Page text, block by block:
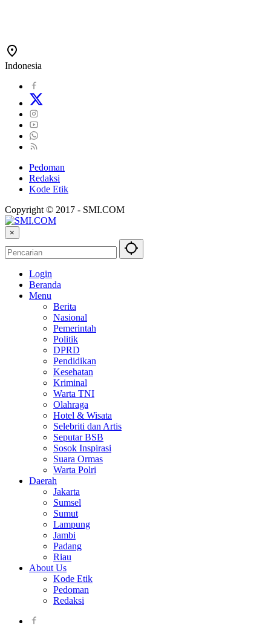
Indonesia
Pedoman
Redaksi
Kode Etik
Copyright © 2017 - SMI.COM
×
Login
Beranda
Menu
Berita
Nasional
Pemerintah
Politik
DPRD
Pendidikan
Kesehatan
Kriminal
Warta TNI
Olahraga
Hotel & Wisata
Selebriti dan Artis
Seputar BSB
Sosok Inspirasi
Suara Ormas
Warta Polri
Daerah
Jakarta
Sumsel
Sumut
Lampung
Jambi
Padang
Riau
About Us
Kode Etik
Pedoman
Redaksi